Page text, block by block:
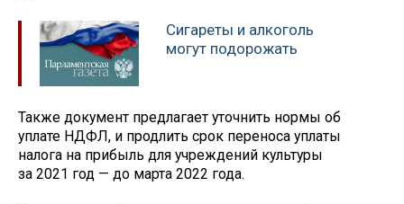
Сигареты и алкоголь
могут подорожать
Также документ предлагает уточнить нормы об
уплате НДФЛ, и продлить срок переноса уплаты
налога на прибыль для учреждений культуры
за 2021 год — до марта 2022 года.